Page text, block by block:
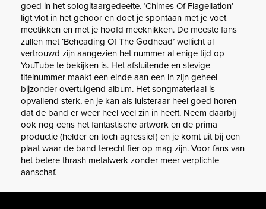
goed in het sologitaargedeelte. ‘Chimes Of Flagellation’
ligt vlot in het gehoor en doet je spontaan met je voet
meetikken en met je hoofd meeknikken. De meeste fans
zullen met ‘Beheading Of The Godhead’ wellicht al
vertrouwd zijn aangezien het nummer al enige tijd op
YouTube te bekijken is. Het afsluitende en stevige
titelnummer maakt een einde aan een in zijn geheel
bijzonder overtuigend album. Het songmateriaal is
opvallend sterk, en je kan als luisteraar heel goed horen
dat de band er weer heel veel zin in heeft. Neem daarbij
ook nog eens het fantastische artwork en de prima
productie (helder en toch agressief) en je komt uit bij een
plaat waar de band terecht fier op mag zijn. Voor fans van
het betere thrash metalwerk zonder meer verplichte
aanschaf.